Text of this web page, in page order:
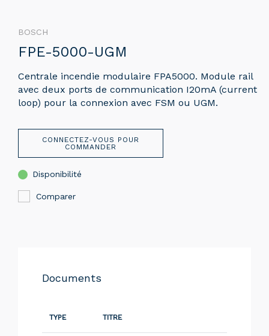
BOSCH
FPE-5000-UGM
Centrale incendie modulaire FPA5000. Module rail
avec deux ports de communication I20mA (current
loop) pour la connexion avec FSM ou UGM.
CONNECTEZ-VOUS POUR
COMMANDER
Disponibilité
Comparer
Documents
TYPE TITRE